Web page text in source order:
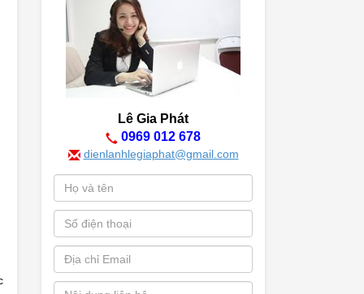
Lê Gia Phát
0969 012 678
dienlanhlegiaphat@gmail.com